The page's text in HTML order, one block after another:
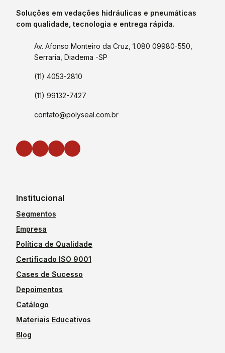
Soluções em vedações hidráulicas e pneumáticas
com qualidade, tecnologia e entrega rápida.
Av. Afonso Monteiro da Cruz, 1.080 09980-550,
Serraria, Diadema -SP
(11) 4053-2810
(11) 99132-7427
contato@polyseal.com.br
Institucional
Segmentos
Empresa
Política de Qualidade
Certificado ISO 9001
Cases de Sucesso
Depoimentos
Catálogo
Materiais Educativos
Blog